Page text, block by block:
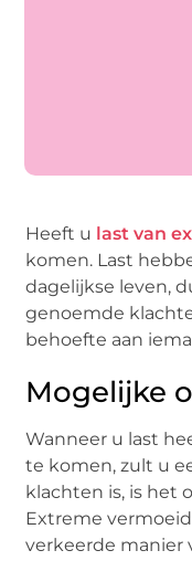
Heeft u last van
komen. Last
dagelijkse leven,
genoemde
behoefte aan
Mogelijke
Wanneer u last
te komen, zult u
klachten is, is het
Extreme
verkeerde manier